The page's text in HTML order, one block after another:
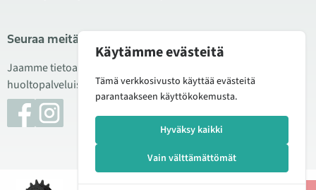
Seuraa meitä sosiaalisessa mediassa
Jaamme tietoa hyvistä tarjouksista, uusista tuotteista ja
huoltopalveluista. Joskus julkaisemme myös tuote-esittelyjä.
Käytämme evästeitä
Tämä verkkosivusto käyttää evästeitä
parantaakseen käyttökokemusta.
Hyväksy kaikki
Vain välttämättömät